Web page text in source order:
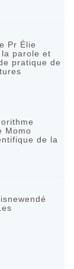
Pr Élie
parole et
pratique de
Momo
de la